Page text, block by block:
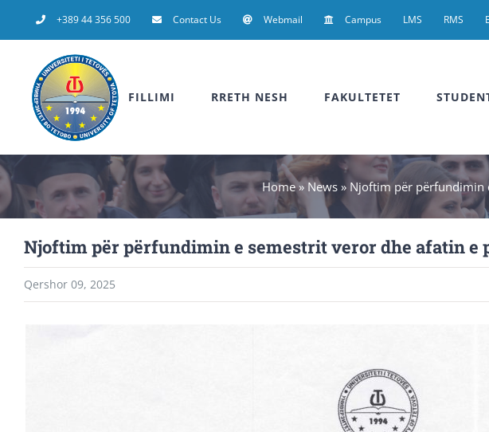
to
+389 44 356 500 Contact Us Webmail Campus LMS RMS
FILLIMI RRETH NESH FAKULTETET
Home» News» Njoftim për përfundimin
Njoftim për përfundimin e semestrit veror dhe afatin e
Qershor 09, 2025